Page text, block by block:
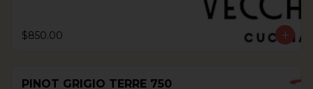
$850.00
PINOT GRIGIO TERRE 750